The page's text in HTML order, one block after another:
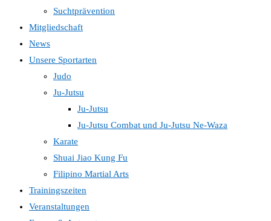
Suchtprävention
Mitgliedschaft
News
Unsere Sportarten
Judo
Ju-Jutsu
Ju-Jutsu
Ju-Jutsu Combat und Ju-Jutsu Ne-Waza
Karate
Shuai Jiao Kung Fu
Filipino Martial Arts
Trainingszeiten
Veranstaltungen